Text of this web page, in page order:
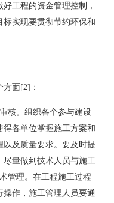
工程的资金管理控制，
实现要贯彻节约环保和
面[2]：
。组织各个参与建设
各单位掌握施工方案和
以及质量要求。要及时提
尽量做到技术人员与施工
管理。在工程施工过程
作，施工管理人员要通